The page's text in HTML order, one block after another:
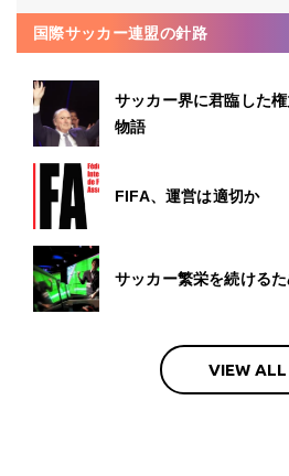
国際サッカー連盟の針路
サッカー界に君臨した
物語
FIFA、運営は適切か
サッカー繁栄を続ける
VIEW ALL